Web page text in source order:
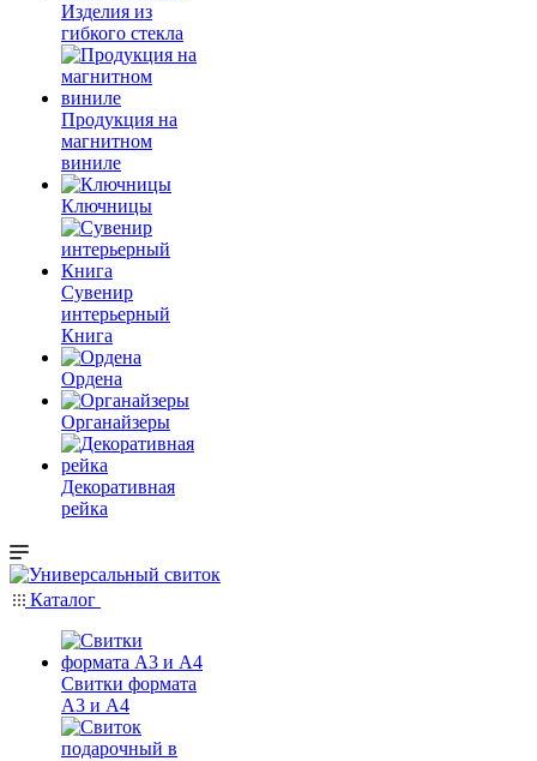
Изделия из
гибкого стекла
Продукция на
магнитном
виниле
Ключницы
Сувенир
интерьерный
Книга
Ордена
Органайзеры
Декоративная
рейка
Каталог
Свитки формата
А3 и А4